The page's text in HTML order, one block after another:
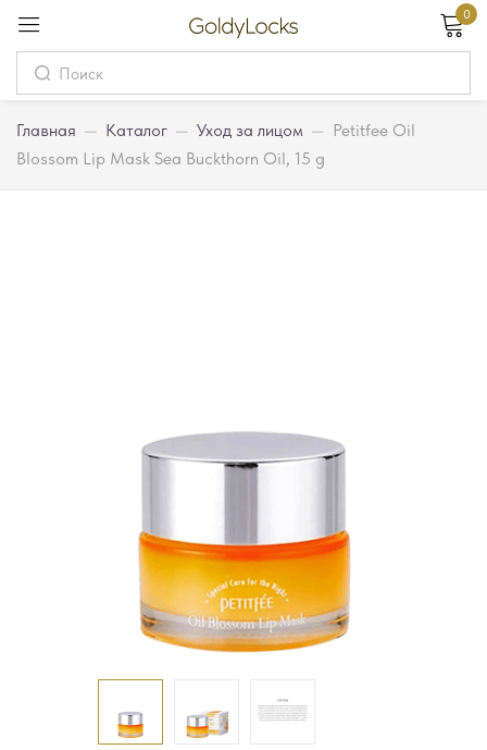
0
Главная — Каталог — Уход за лицом — Petitfee Oil
Blossom Lip Mask Sea Buckthorn Oil, 15 g
Вход
Password